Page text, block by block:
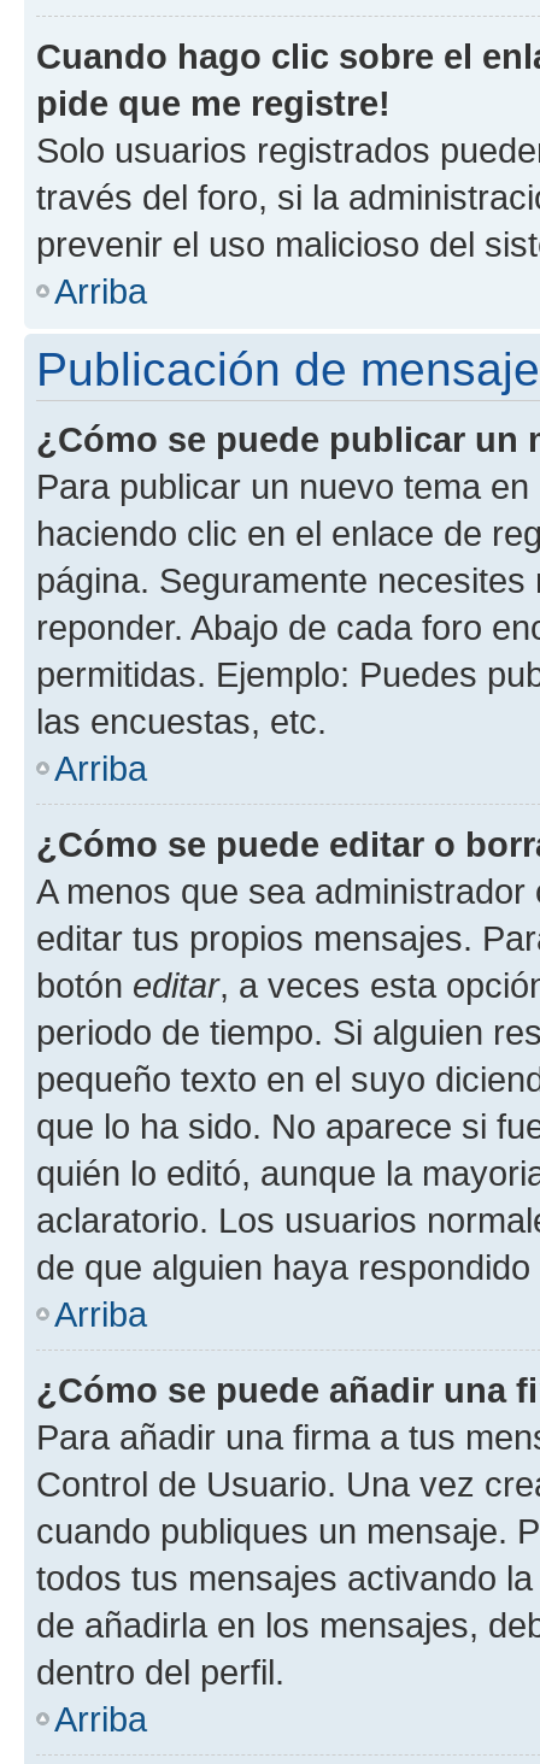
Cuando hago clic sobre el
pide que me registre!
Solo usuarios registrados
través del foro, si la
prevenir el uso malicioso del
Arriba
Publicación de
¿Cómo se puede publicar un
Para publicar un nuevo tema
haciendo clic en el enlace de
página. Seguramente
reponder. Abajo de cada foro
permitidas. Ejemplo: Puedes
las encuestas, etc.
Arriba
¿Cómo se puede editar o
A menos que sea
editar tus propios mensajes.
botón editar, a veces esta
periodo de tiempo. Si alguien
pequeño texto en el suyo
que lo ha sido. No aparece si
quién lo editó, aunque la
aclaratorio. Los usuarios
de que alguien haya
Arriba
¿Cómo se puede añadir una
Para añadir una firma a tus
Control de Usuario. Una vez
cuando publiques un mensaje.
todos tus mensajes activando
de añadirla en los mensajes,
dentro del perfil.
Arriba